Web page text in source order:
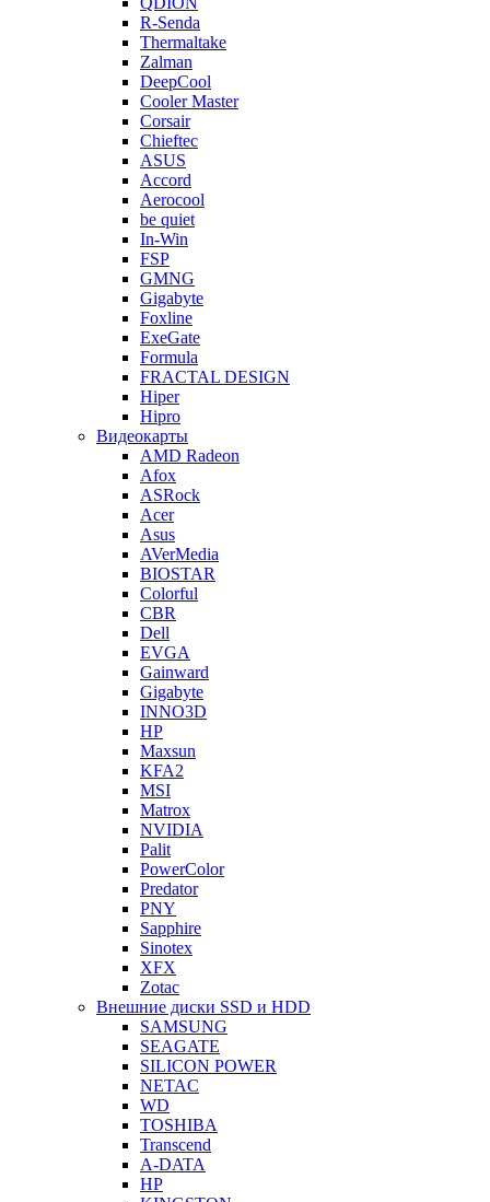
R-Senda
Thermaltake
Zalman
DeepCool
Cooler Master
Corsair
Chieftec
ASUS
Accord
Aerocool
be quiet
In-Win
FSP
GMNG
Gigabyte
Foxline
ExeGate
Formula
FRACTAL DESIGN
Hiper
Hipro
Видеокарты
AMD Radeon
Afox
ASRock
Acer
Asus
AVerMedia
BIOSTAR
Colorful
CBR
Dell
EVGA
Gainward
Gigabyte
INNO3D
HP
Maxsun
KFA2
MSI
Matrox
NVIDIA
Palit
PowerColor
Predator
PNY
Sapphire
Sinotex
XFX
Zotac
Внешние диски SSD и HDD
SAMSUNG
SEAGATE
SILICON POWER
NETAC
WD
TOSHIBA
Transcend
A-DATA
HP